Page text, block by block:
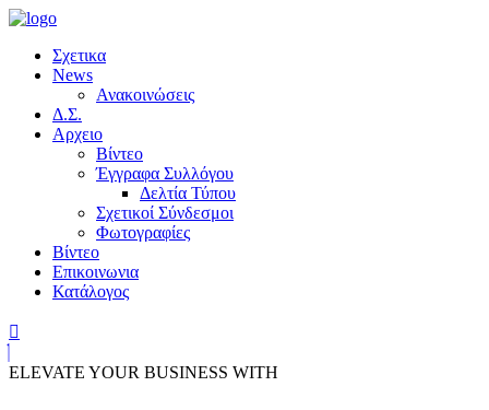
Σχετικα
News
Ανακοινώσεις
Δ.Σ.
Αρχειο
Βίντεο
Έγγραφα Συλλόγου
Δελτία Τύπου
Σχετικοί Σύνδεσμοι
Φωτογραφίες
Βίντεο
Επικοινωνια
Κατάλογος
ELEVATE YOUR BUSINESS WITH